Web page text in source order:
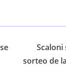
Scaloni
sorteo de